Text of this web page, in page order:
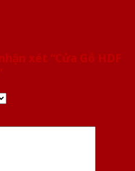
xét “Cửa Gỗ HDF